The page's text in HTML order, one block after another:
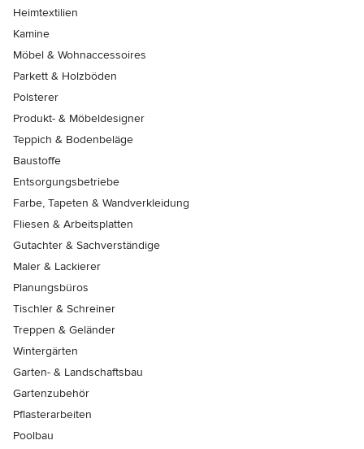
Heimtextilien
Kamine
Möbel & Wohnaccessoires
Parkett & Holzböden
Polsterer
Produkt- & Möbeldesigner
Teppich & Bodenbeläge
Baustoffe
Entsorgungsbetriebe
Farbe, Tapeten & Wandverkleidung
Fliesen & Arbeitsplatten
Gutachter & Sachverständige
Maler & Lackierer
Planungsbüros
Tischler & Schreiner
Treppen & Geländer
Wintergärten
Garten- & Landschaftsbau
Gartenzubehör
Pflasterarbeiten
Poolbau